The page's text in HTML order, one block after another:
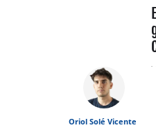
Oriol Solé Vicente